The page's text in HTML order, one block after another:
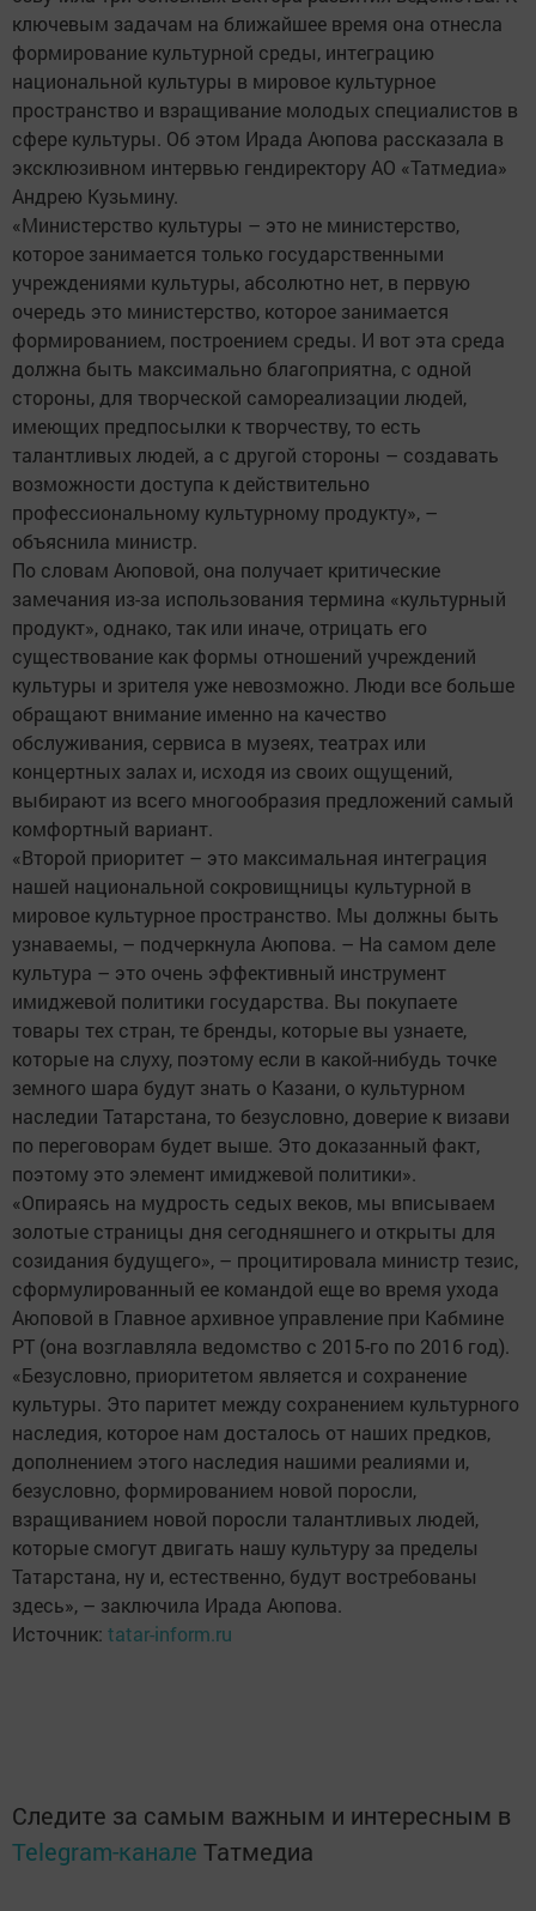
ключевым задачам на ближайшее время она отнесла
формирование культурной среды, интеграцию
национальной культуры в мировое культурное
пространство и взращивание молодых специалистов в
сфере культуры. Об этом Ирада Аюпова рассказала в
эксклюзивном интервью гендиректору АО «Татмедиа»
Андрею Кузьмину.
«Министерство культуры – это не министерство,
которое занимается только государственными
учреждениями культуры, абсолютно нет, в первую
очередь это министерство, которое занимается
формированием, построением среды. И вот эта среда
должна быть максимально благоприятна, с одной
стороны, для творческой самореализации людей,
имеющих предпосылки к творчеству, то есть
талантливых людей, а с другой стороны – создавать
возможности доступа к действительно
профессиональному культурному продукту», –
объяснила министр.
По словам Аюповой, она получает критические
замечания из-за использования термина «культурный
продукт», однако, так или иначе, отрицать его
существование как формы отношений учреждений
культуры и зрителя уже невозможно. Люди все больше
обращают внимание именно на качество
обслуживания, сервиса в музеях, театрах или
концертных залах и, исходя из своих ощущений,
выбирают из всего многообразия предложений самый
комфортный вариант.
«Второй приоритет – это максимальная интеграция
нашей национальной сокровищницы культурной в
мировое культурное пространство. Мы должны быть
узнаваемы, – подчеркнула Аюпова. – На самом деле
культура – это очень эффективный инструмент
имиджевой политики государства. Вы покупаете
товары тех стран, те бренды, которые вы узнаете,
которые на слуху, поэтому если в какой-нибудь точке
земного шара будут знать о Казани, о культурном
наследии Татарстана, то безусловно, доверие к визави
по переговорам будет выше. Это доказанный факт,
поэтому это элемент имиджевой политики».
«Опираясь на мудрость седых веков, мы вписываем
золотые страницы дня сегодняшнего и открыты для
созидания будущего», – процитировала министр тезис,
сформулированный ее командой еще во время ухода
Аюповой в Главное архивное управление при Кабмине
РТ (она возглавляла ведомство с 2015-го по 2016 год).
«Безусловно, приоритетом является и сохранение
культуры. Это паритет между сохранением культурного
наследия, которое нам досталось от наших предков,
дополнением этого наследия нашими реалиями и,
безусловно, формированием новой поросли,
взращиванием новой поросли талантливых людей,
которые смогут двигать нашу культуру за пределы
Татарстана, ну и, естественно, будут востребованы
здесь», – заключила Ирада Аюпова.
Источник: tatar-inform.ru
Следите за самым важным и интересным в
Telegram-канале Татмедиа